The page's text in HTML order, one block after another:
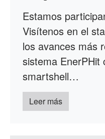
Estamos
Visítenos en el
los avances más
sistema EnerPHit
smartshell…
Leer más